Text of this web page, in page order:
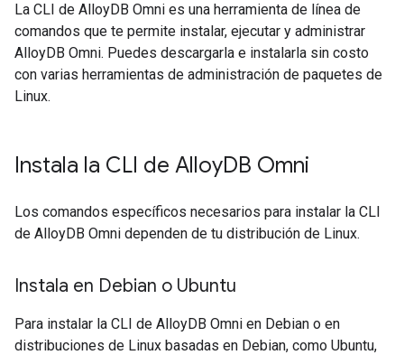
La CLI de AlloyDB Omni es una herramienta de línea de
comandos que te permite instalar, ejecutar y administrar
AlloyDB Omni. Puedes descargarla e instalarla sin costo
con varias herramientas de administración de paquetes de
Linux.
Instala la CLI de AlloyDB Omni
Los comandos específicos necesarios para instalar la CLI
de AlloyDB Omni dependen de tu distribución de Linux.
Instala en Debian o Ubuntu
Para instalar la CLI de AlloyDB Omni en Debian o en
distribuciones de Linux basadas en Debian, como Ubuntu,